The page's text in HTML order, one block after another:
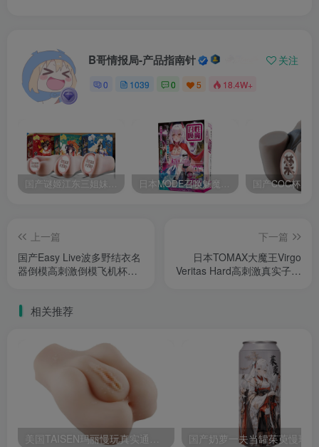
B哥情报局-产品指南针 关注
0 1039 0 5 18.4W+
国产谜姬江东三姐妹国潮飞机杯低中高刺激度全覆盖飞机杯测评报告 日本MODE召唤魅魔飞机杯高刺激榨汁姬名器倒模自慰器使用体验及测评报告
上一篇
国产Easy Live波多野结衣名
器倒模高刺激倒模飞机杯深
下一篇
日本TOMAX大魔王Virgo
Veritas Hard高刺激真实子宫
相关推荐
美国TAISEN玛丽慢玩真实通道飞机杯测评报告